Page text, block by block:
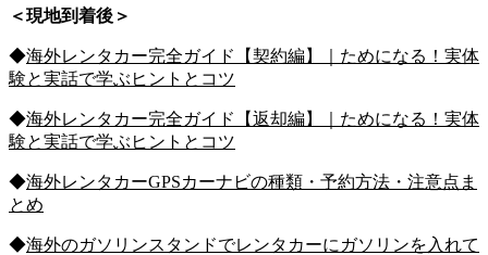
＜現地到着後＞
◆海外レンタカー完全ガイド【契約編】｜ためになる！実体
験と実話で学ぶヒントとコツ
◆海外レンタカー完全ガイド【返却編】｜ためになる！実体
験と実話で学ぶヒントとコツ
◆海外レンタカーGPSカーナビの種類・予約方法・注意点ま
とめ
◆海外のガソリンスタンドでレンタカーにガソリンを入れて